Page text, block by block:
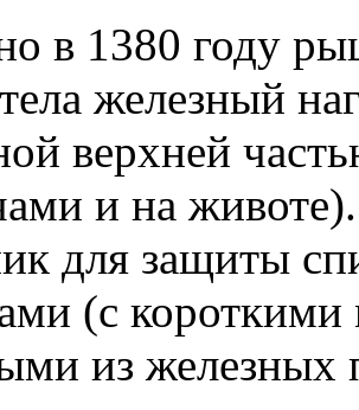
в 1380 году
железный
верхней
и на
для защиты
(с
из железных